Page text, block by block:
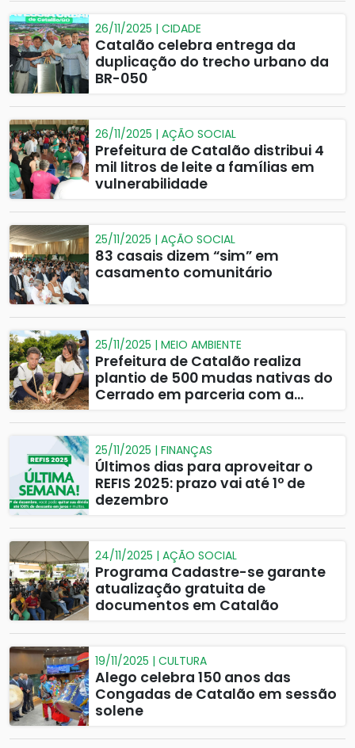
26/11/2025 | CIDADE
Catalão celebra entrega da
duplicação do trecho urbano da
BR-050
26/11/2025 | AÇÃO SOCIAL
Prefeitura de Catalão distribui 4
mil litros de leite a famílias em
vulnerabilidade
25/11/2025 | AÇÃO SOCIAL
83 casais dizem “sim” em
casamento comunitário
25/11/2025 | MEIO AMBIENTE
Prefeitura de Catalão realiza
plantio de 500 mudas nativas do
Cerrado em parceria com a
25/11/2025 | FINANÇAS
Últimos dias para aproveitar o
REFIS 2025: prazo vai até 1º de
dezembro
24/11/2025 | AÇÃO SOCIAL
Programa Cadastre-se garante
atualização gratuita de
documentos em Catalão
19/11/2025 | CULTURA
Alego celebra 150 anos das
Congadas de Catalão em sessão
solene